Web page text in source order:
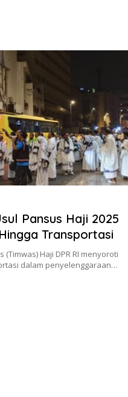
Pansus Haji 2025
Transportasi
(Timwas) Haji DPR RI menyoroti
dalam penyelenggaraan…